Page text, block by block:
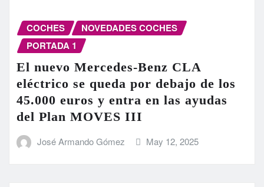
COCHES
NOVEDADES COCHES
PORTADA 1
El nuevo Mercedes-Benz CLA
eléctrico se queda por debajo de los
45.000 euros y entra en las ayudas
del Plan MOVES III
José Armando Gómez May 12, 2025